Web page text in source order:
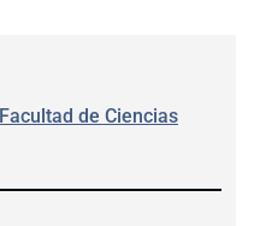
Facultad de Ciencias